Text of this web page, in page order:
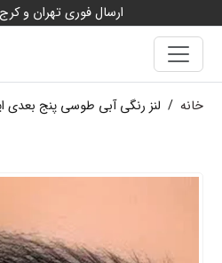
ارسال فوری تهران و
خانه / لنز رنگی آبی طوسی پنج بعدی